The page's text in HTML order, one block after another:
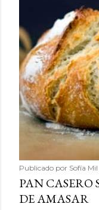
Publicado por Sofía
PAN
DE AMASAR